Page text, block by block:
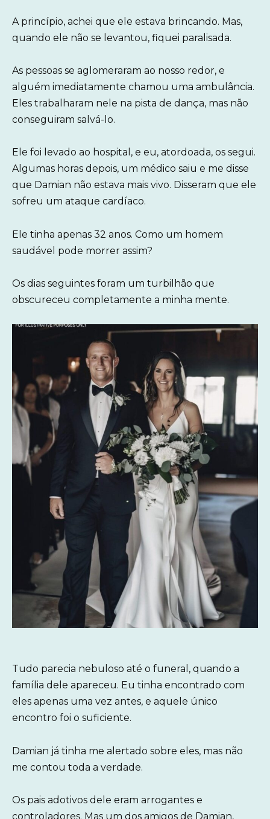
A princípio, achei que ele estava brincando. Mas,
quando ele não se levantou, fiquei paralisada.
As pessoas se aglomeraram ao nosso redor, e
alguém imediatamente chamou uma ambulância.
Eles trabalharam nele na pista de dança, mas não
conseguiram salvá-lo.
Ele foi levado ao hospital, e eu, atordoada, os segui.
Algumas horas depois, um médico saiu e me disse
que Damian não estava mais vivo. Disseram que ele
sofreu um ataque cardíaco.
Ele tinha apenas 32 anos. Como um homem
saudável pode morrer assim?
Os dias seguintes foram um turbilhão que
obscureceu completamente a minha mente.
Tudo parecia nebuloso até o funeral, quando a
família dele apareceu. Eu tinha encontrado com
eles apenas uma vez antes, e aquele único
encontro foi o suficiente.
Damian já tinha me alertado sobre eles, mas não
me contou toda a verdade.
Os pais adotivos dele eram arrogantes e
controladores. Mas um dos amigos de Damian,